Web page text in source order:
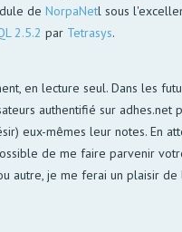
deNorpaNetl sous
2.5.2 par Tetrasys.
en lecture seul. Dans les
authentifié sur adhes.net
eux-mêmes leur notes. En
de me faire parvenir
autre, je me ferai un plaisir de